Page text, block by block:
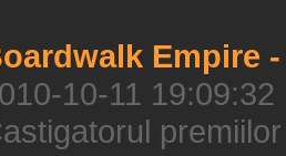
Empire
10-11 19:09:32